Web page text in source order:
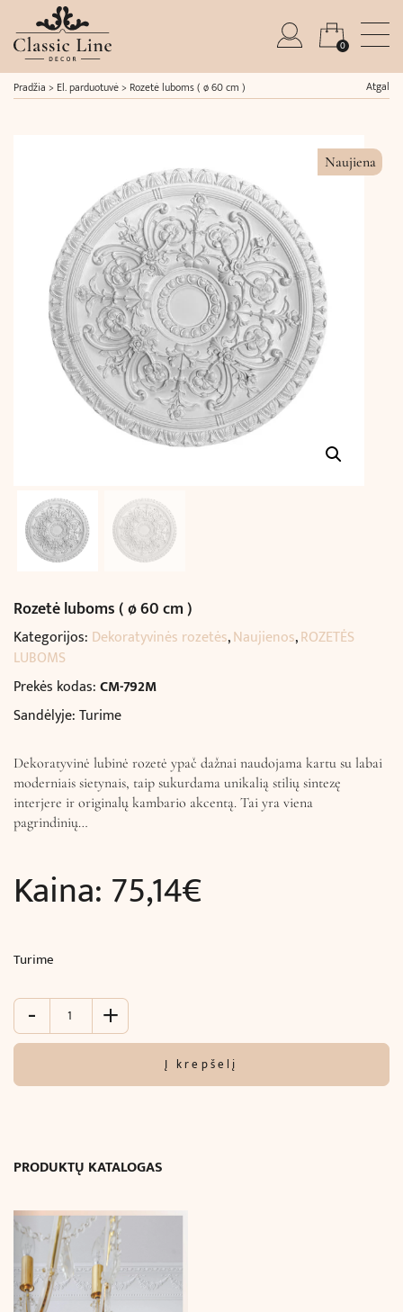
0
Pradžia > El. parduotuvė> Rozetė luboms ( ø 60 cm ) Atgal
Naujiena
Rozetė luboms ( ø 60 cm )
Kategorijos: Dekoratyvinės rozetės,Naujienos,ROZETĖS
LUBOMS
Prekės kodas:CM-792M
Sandėlyje: Turime
Dekoratyvinė lubinė rozetė ypač dažnai naudojama kartu su labai
moderniais sietynais, taip sukurdama unikalią stilių sintezę
interjere ir originalų kambario akcentą. Tai yra viena
pagrindinių…
Kaina: 75,14€
Turime
-
produkto
Rozetė
(
)
+
Į krepšelį
PRODUKTŲ KATALOGAS